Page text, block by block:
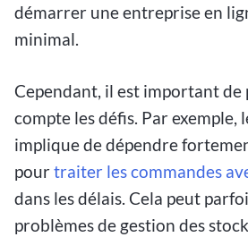
démarrer une entreprise en
minimal.
Cependant, il est important de
compte les défis. Par exemple,
implique de dépendre
pourtraiter les commandes
dans les délais. Cela peut
problèmes de gestion des